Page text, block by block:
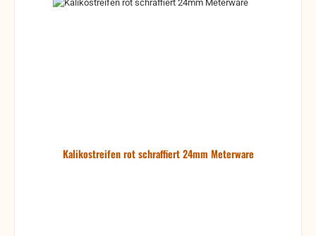
Kalikostreifen rot schraffiert 24mm Meterware